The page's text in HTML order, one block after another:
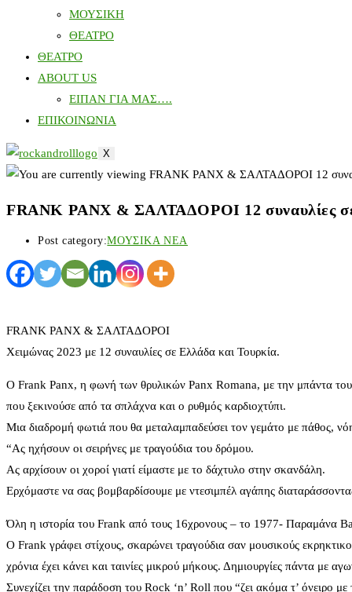
ΜΟΥΣΙΚΗ
ΘΕΑΤΡΟ
ΘΕΑΤΡΟ
ABOUT US
ΕΙΠΑΝ ΓΙΑ ΜΑΣ….
ΕΠΙΚΟΙΝΩΝΙΑ
X
FRANK PANX & ΣΑΛΤΑΔΟΡΟΙ 12 συναυλίες
Post category:ΜΟΥΣΙΚΑ ΝΕΑ
FRANK PANX & ΣΑΛΤΑΔΟΡΟΙ
Χειμώνας 2023 με 12 συναυλίες σε Ελλάδα και Τουρκία.
Ο Frank Panx, η φωνή των θρυλικών Panx Romana, με την μπάντα του
που ξεκινούσε από τα σπλάχνα και ο ρυθμός καρδιοχτύπι.
Μια διαδρομή φωτιά που θα μεταλαμπαδεύσει τον γεμάτο με πάθος,
“Ας ηχήσουν οι σειρήνες με τραγούδια του δρόμου.
Ας αρχίσουν οι χοροί γιατί είμαστε με το δάχτυλο στην σκανδάλη.
Ερχόμαστε να σας βομβαρδίσουμε με ντεσιμπέλ αγάπης
Όλη η ιστορία του Frank από τους 16χρονους – το 1977- Παραμάνα
Ο Frank γράφει στίχους, σκαρώνει τραγούδια σαν μουσικούς
χρόνια έχει κάνει και ταινίες μικρού μήκους. Δημιουργίες πάντα με
Συνεχίζει την παράδοση του Rock ‘n’ Roll που “ζει ακόμα τ’ όνειρο